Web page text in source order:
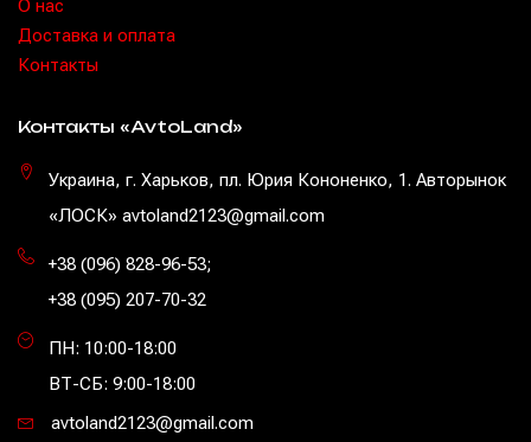
O нас
Доставка и оплата
Контакты
Контакты «AvtoLand»
Украина, г. Харьков, пл. Юрия Кононенко, 1. Авторынок
«ЛОСК» avtoland2123@gmail.com
+38 (096) 828-96-53;
+38 (095) 207-70-32
ПН: 10:00-18:00
ВТ-СБ: 9:00-18:00
avtoland2123@gmail.com